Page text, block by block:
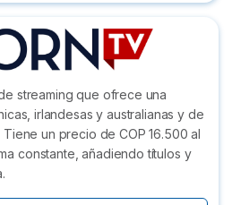
streaming que ofrece una
irlandesas y australianas y de
un precio de COP 16.500 al
constante, añadiendo títulos y